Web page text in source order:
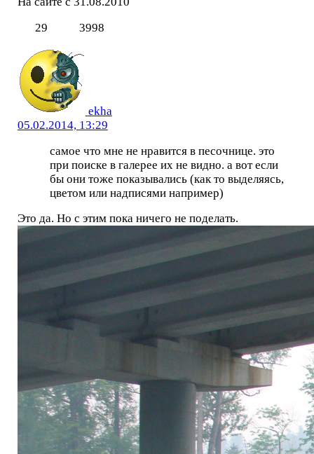
29
3998
ekha
05.02.2014, 13:29
самое что мне не нравится в песочнице. это
при поиске в галерее их не видно. а вот если
бы они тоже показывались (как то выделяясь,
цветом или надписями например)
Это да. Но с этим пока ничего не поделать.